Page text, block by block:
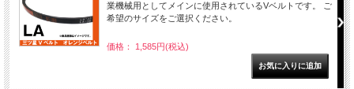
業機械用としてメインに使用されているVベルトです。 ご
希望のサイズをご選択ください。
価格： 1,585円(税込)